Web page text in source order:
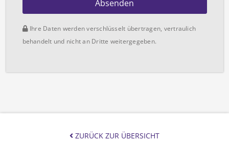
Absenden
Ihre Daten werden verschlüsselt übertragen, vertraulich
behandelt und nicht an Dritte weitergegeben.
ZURÜCK ZUR ÜBERSICHT